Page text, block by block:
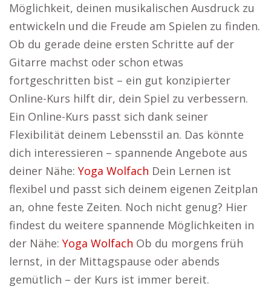
Möglichkeit, deinen musikalischen Ausdruck zu
entwickeln und die Freude am Spielen zu finden.
Ob du gerade deine ersten Schritte auf der
Gitarre machst oder schon etwas
fortgeschritten bist – ein gut konzipierter
Online-Kurs hilft dir, dein Spiel zu verbessern.
Ein Online-Kurs passt sich dank seiner
Flexibilität deinem Lebensstil an. Das könnte
dich interessieren – spannende Angebote aus
deiner Nähe: Yoga Wolfach Dein Lernen ist
flexibel und passt sich deinem eigenen Zeitplan
an, ohne feste Zeiten. Noch nicht genug? Hier
findest du weitere spannende Möglichkeiten in
der Nähe: Yoga Wolfach Ob du morgens früh
lernst, in der Mittagspause oder abends
gemütlich – der Kurs ist immer bereit.